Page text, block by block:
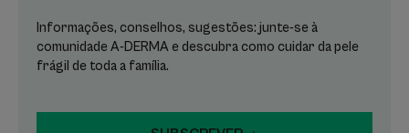
Informações, conselhos, sugestões: junte-se à
comunidade A-DERMA e descubra como cuidar da pele
frágil de toda a família.